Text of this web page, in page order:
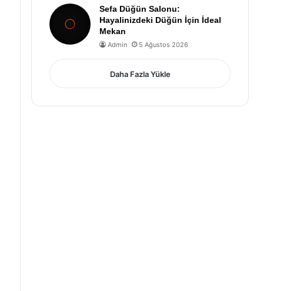
Sefa Düğün Salonu:
Hayalinizdeki Düğün İçin İdeal
Mekan
Admin 5 Ağustos 2026
Daha Fazla Yükle